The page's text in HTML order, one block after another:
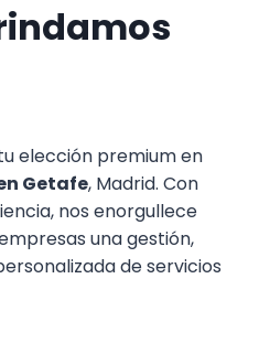
elección premium en
Getafe, Madrid. Con
nos enorgullece
una gestión,
de servicios